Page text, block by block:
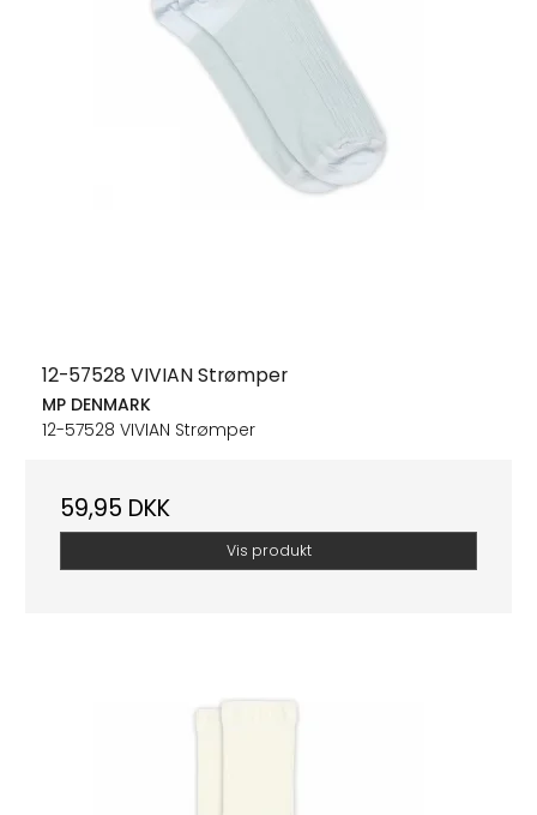
12-57528 VIVIAN Strømper
MP DENMARK
12-57528 VIVIAN Strømper
59,95 DKK
Vis produkt